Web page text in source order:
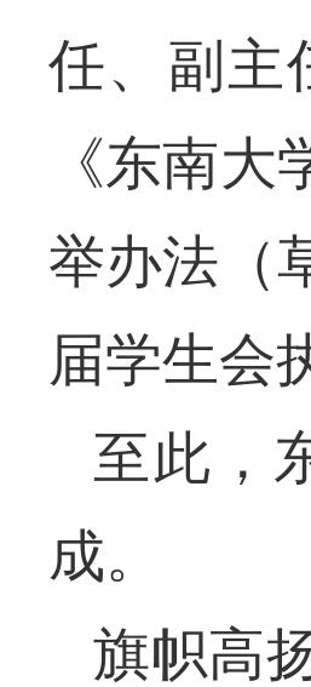
任、副主
《东南
举办法（
届学生会
至此，
成。
旗帜高